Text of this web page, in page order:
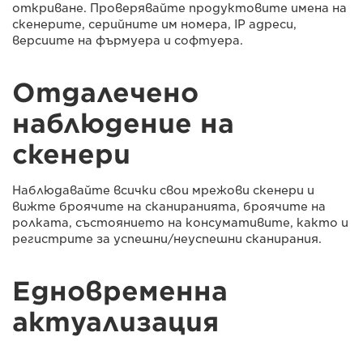
откриване. Проверявайте продуктовите имена на
скенерите, серийните им номера, IP адреси,
версиите на фърмуера и софтуера.
Отдалечено
наблюдение на
скенери
Наблюдавайте всички свои мрежови скенери и
вижте броячите на сканиранията, броячите на
ролката, състоянието на консумативите, както и
регистрите за успешни/неуспешни сканирания.
Едновременна
актуализация